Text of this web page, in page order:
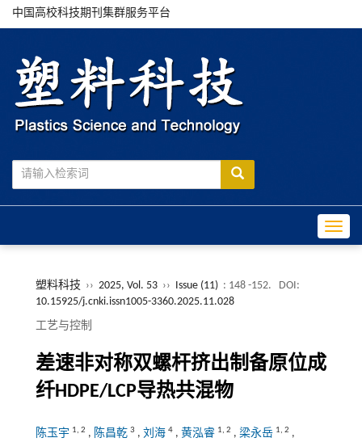
中国高校科技期刊集群服务平台
塑料科技 ›› 2025, Vol. 53 ›› Issue (11) : 148 -152.
DOI:
10.15925/j.cnki.issn1005-3360.2025.11.028
工艺与控制
差速非对称双螺杆挤出制备原位成
纤HDPE/LCP导热共混物
陈玉宇 1, 2 , 陈昌乾 3 , 刘海 4, 黄泓睿 1, 2 , 梁永岳 1, 2 ,